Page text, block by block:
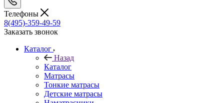
Телефоны
8(495)-359-49-59
Заказать звонок
Каталог
Назад
Каталог
Матрасы
Тонкие матрасы
Детские матрасы